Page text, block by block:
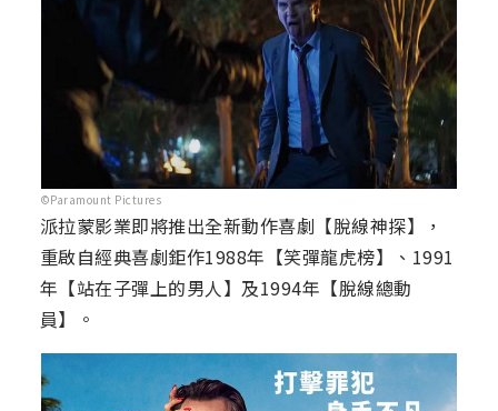
©Paramount Pictures
派拉蒙影業即將推出全新動作喜劇【脫線神探】，
重啟自經典喜劇鉅作1988年【笑彈龍虎榜】、1991
年【站在子彈上的男人】及1994年【脫線總動
員】。